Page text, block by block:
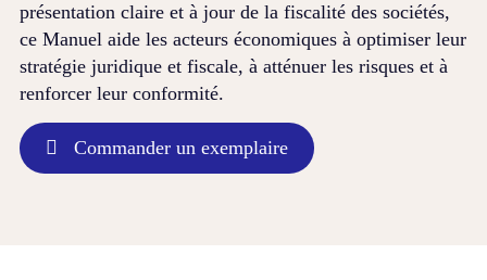
présentation claire et à jour de la fiscalité des sociétés,
ce Manuel aide les acteurs économiques à optimiser leur
stratégie juridique et fiscale, à atténuer les risques et à
renforcer leur conformité.
Commander un exemplaire